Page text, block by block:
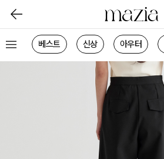
베스트 신상 아우터